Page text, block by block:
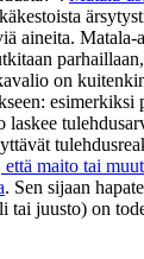
aineita. Matala-
on
esimerkiksi
maito tai
. Sen sijaan
juusto) on